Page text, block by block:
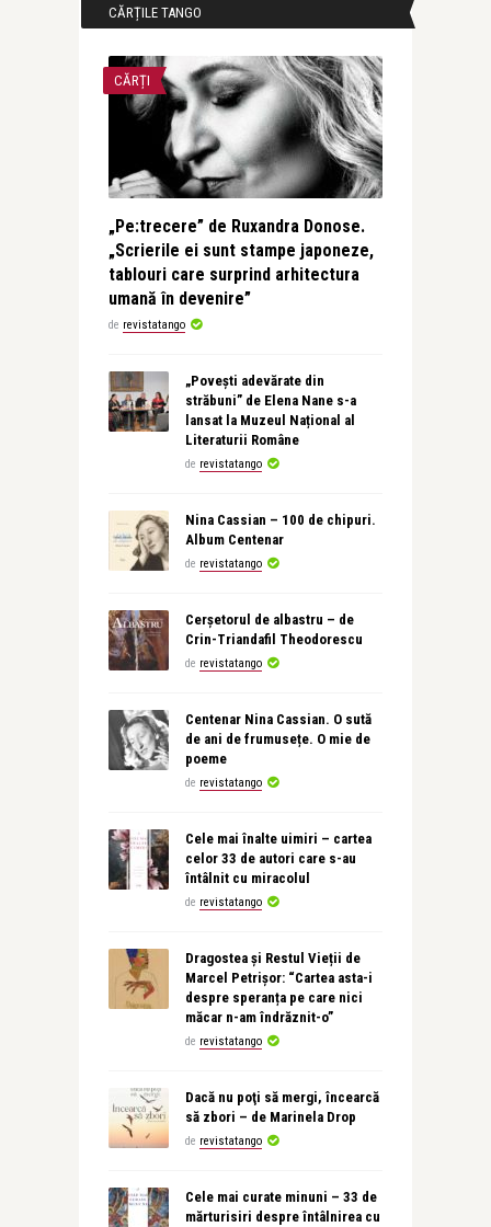
CĂRȚILE TANGO
CĂRȚI
„Pe:trecere” de Ruxandra Donose.
„Scrierile ei sunt stampe japoneze,
tablouri care surprind arhitectura
umană în devenire”
de revistatango
„Povești adevărate din
străbuni” de Elena Nane s-a
lansat la Muzeul Național al
Literaturii Române
de revistatango
Nina Cassian – 100 de chipuri.
Album Centenar
de revistatango
Cerșetorul de albastru – de
Crin-Triandafil Theodorescu
de revistatango
Centenar Nina Cassian. O sută
de ani de frumusețe. O mie de
poeme
de revistatango
Cele mai înalte uimiri – cartea
celor 33 de autori care s-au
întâlnit cu miracolul
de revistatango
Dragostea și Restul Vieții de
Marcel Petrișor: “Cartea asta-i
despre speranța pe care nici
măcar n-am îndrăznit-o”
de revistatango
Dacă nu poţi să mergi, încearcă
să zbori – de Marinela Drop
de revistatango
Cele mai curate minuni – 33 de
mărturisiri despre întâlnirea cu